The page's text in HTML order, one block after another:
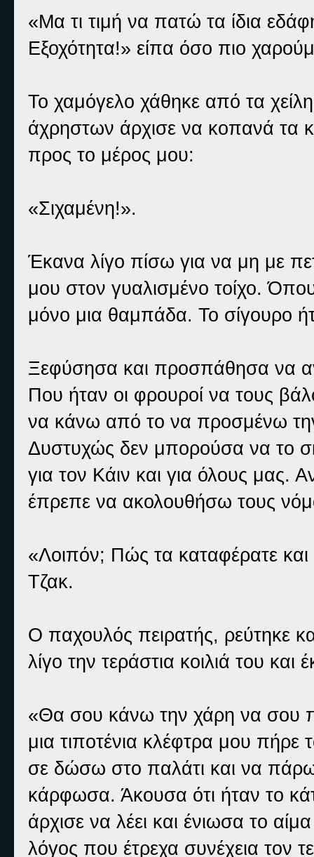
«Μα τι τιμή να πατώ τα ίδια
Εξοχότητα!» είπα όσο πιο
Το χαμόγελο χάθηκε από τα
άχρηστων άρχισε να κοπανά τα
προς το μέρος μου:
«Σιχαμένη!».
Έκανα λίγο πίσω για να μη με
μου στον γυαλισμένο τοίχο.
μόνο μια θαμπάδα. Το σίγουρο
Ξεφύσησα και προσπάθησα να
Που ήταν οι φρουροί να τους
να κάνω από το να προσμένω
Δυστυχώς δεν μπορούσα να το
για τον Κάιν και για όλους μας.
έπρεπε να ακολουθήσω τους
«Λοιπόν; Πώς τα καταφέρατε
Τζακ.
Ο παχουλός πειρατής, ρεύτηκε
λίγο την τεράστια κοιλιά του
«Θα σου κάνω την χάρη να σου
μια τιποτένια κλέφτρα μου
σε δώσω στο παλάτι και να
κάρφωσα. Άκουσα ότι ήταν το
άρχισε να λέει και ένιωσα το
λόγος που έτρεχα συνέχεια τον